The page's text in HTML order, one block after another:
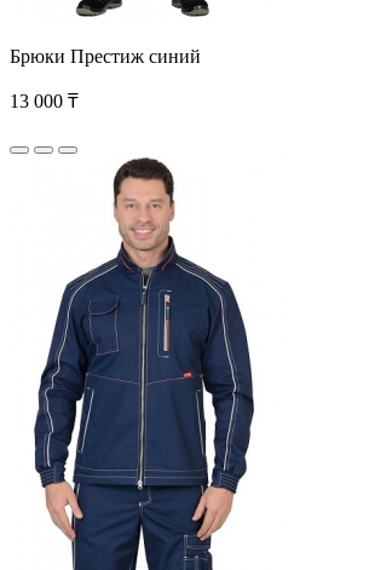
Брюки Престиж синий
13 000 ₸